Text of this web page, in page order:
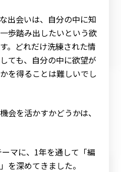
出会いは、自分の中に知
歩踏み出したいという欲
。どれだけ洗練された情
ても、自分の中に欲望が
を得ることは難しいでし
会を活かすかどうかは、
マに、1年を通して「編
を深めてきました。